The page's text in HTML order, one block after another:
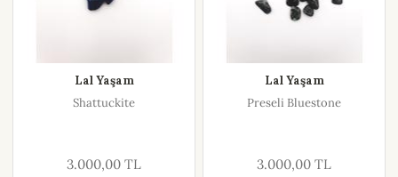
Lal Yaşam
Shattuckite
3.000,00 TL
Lal Yaşam
Preseli Bluestone
3.000,00 TL